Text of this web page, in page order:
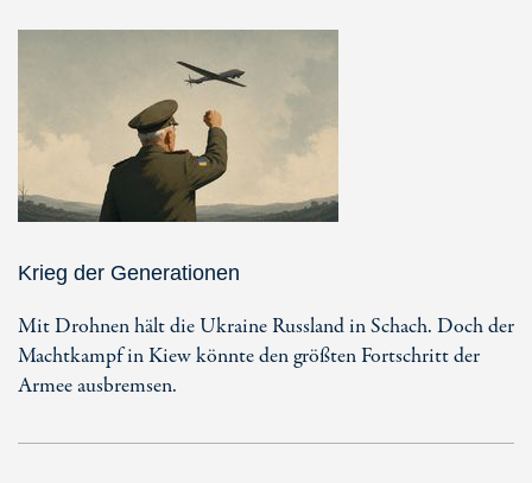
Krieg der Generationen
Mit Drohnen hält die Ukraine Russland in Schach. Doch der
Machtkampf in Kiew könnte den größten Fortschritt der
Armee ausbremsen.